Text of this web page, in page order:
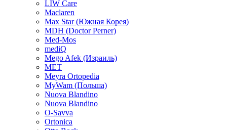
LIW Care
Maclaren
Max Star (Южная Корея)
MDH (Doctor Perner)
Med-Mos
mediQ
Mego Afek (Израиль)
MET
Meyra Ortopedia
MyWam (Польша)
Nuova Blandino
Nuova Blandino
O-Savva
Ortonica